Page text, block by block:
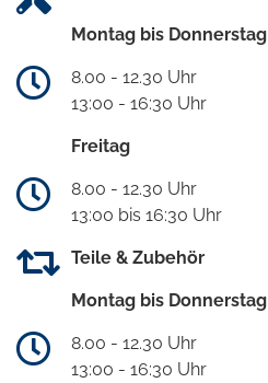
Montag bis Donnerstag
8.00 - 12.30 Uhr
13:00 - 16:30 Uhr
Freitag
8.00 - 12.30 Uhr
13:00 bis 16:30 Uhr
Teile & Zubehör
Montag bis Donnerstag
8.00 - 12.30 Uhr
13:00 - 16:30 Uhr